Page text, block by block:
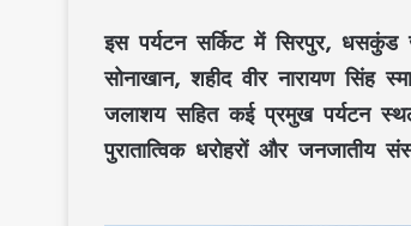
इसपर्यटन सर्किटमेंसिरपुर, धसकुंड
सोनाखान, शहीद वीर नारायण
जलाशयसहित कई प्रमुखपर्यटन
पुरातात्विक धरोहरोंऔरजनजातीय